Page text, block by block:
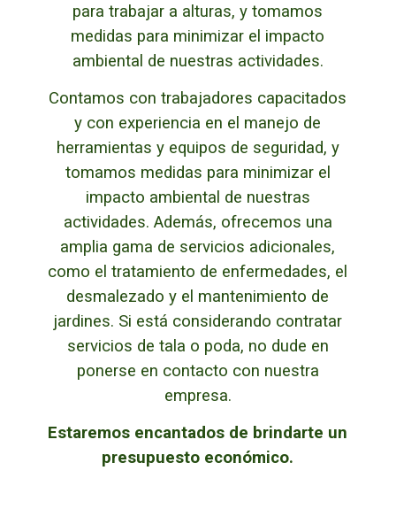
para trabajar a alturas, y tomamos
medidas para minimizar el impacto
ambiental de nuestras actividades.
Contamos con trabajadores capacitados
y con experiencia en el manejo de
herramientas y equipos de seguridad, y
tomamos medidas para minimizar el
impacto ambiental de nuestras
actividades. Además, ofrecemos una
amplia gama de servicios adicionales,
como el tratamiento de enfermedades, el
desmalezado y el mantenimiento de
jardines. Si está considerando contratar
servicios de tala o poda, no dude en
ponerse en contacto con nuestra
empresa.
Estaremos encantados de brindarte un
presupuesto económico.